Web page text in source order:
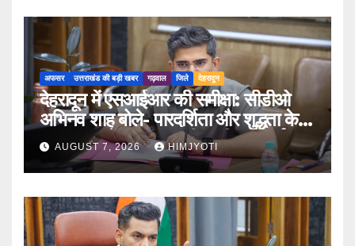
अफसर उत्तराखंड की बड़ी खबर गढ़वाल जिले देहरादून
देहरादून में एसआईआर की समीक्षा: सीडीओ
अभिनव शाह बोले- पारदर्शिता और शुद्धता के
साथ पूरा करें मतदाता सूची पुनरीक्षण कार्य
AUGUST 7, 2026 HIMJYOTI